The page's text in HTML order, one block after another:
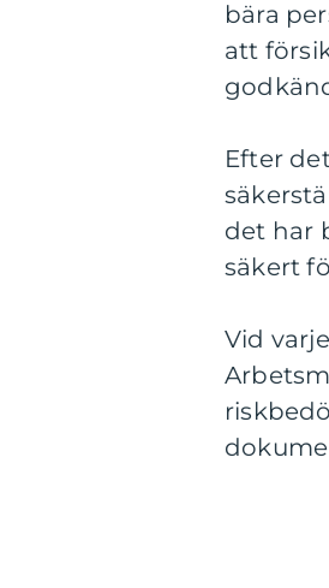
bära
att
Efter
det har
säkert
Vid varje